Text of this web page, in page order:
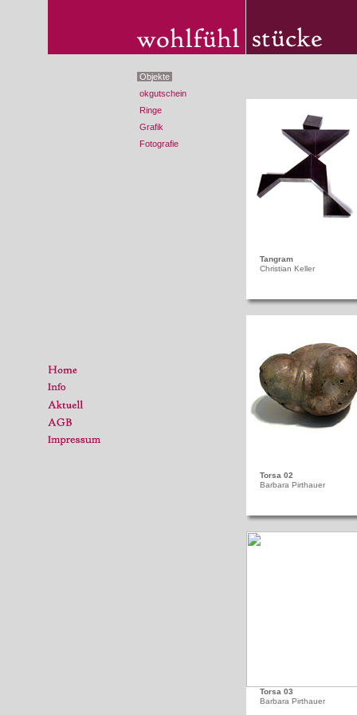
Objekte
okgutschein
Ringe
Grafik
Fotografie
Tangram
Christian Keller
Torsa 02
Barbara Pirthauer
Torsa 03
Barbara Pirthauer